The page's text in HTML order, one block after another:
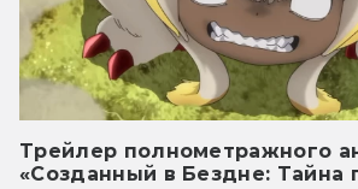
Трейлер полнометражного
«Созданный в Бездне: Тайна